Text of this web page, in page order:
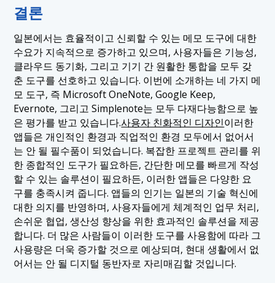
결론
일본에서는 효율적이고 신뢰할 수 있는 메모 도구에 대한
수요가 지속적으로 증가하고 있으며, 사용자들은 기능성,
클라우드 동기화, 그리고 기기 간 원활한 통합을 모두 갖
춘 도구를 선호하고 있습니다. 이번에 소개하는 네 가지 메
모 도구, 즉 Microsoft OneNote, Google Keep,
Evernote, 그리고 Simplenote는 모두 다재다능함으로 높
은 평가를 받고 있습니다.사용자 친화적인 디자인이러한
앱들은 개인적인 환경과 직업적인 환경 모두에서 없어서
는 안 될 필수품이 되었습니다. 복잡한 프로젝트 관리를 위
한 종합적인 도구가 필요하든, 간단한 메모를 빠르게 작성
할 수 있는 솔루션이 필요하든, 이러한 앱들은 다양한 요
구를 충족시켜 줍니다. 앱들의 인기는 일본의 기술 혁신에
대한 의지를 반영하며, 사용자들에게 체계적인 업무 처리,
손쉬운 협업, 생산성 향상을 위한 효과적인 솔루션을 제공
합니다. 더 많은 사람들이 이러한 도구를 사용함에 따라 그
사용량은 더욱 증가할 것으로 예상되며, 현대 생활에서 없
어서는 안 될 디지털 동반자로 자리매김할 것입니다.